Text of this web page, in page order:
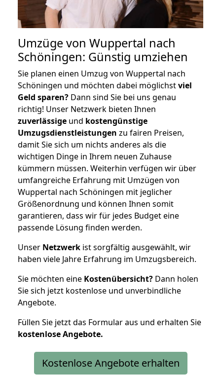
Umzüge von Wuppertal nach
Schöningen: Günstig umziehen
Sie planen einen Umzug von Wuppertal nach
Schöningen und möchten dabei möglichstviel
Geld sparen? Dann sind Sie bei uns genau
richtig! Unser Netzwerk bieten Ihnen
zuverlässige und kostengünstige
Umzugsdienstleistungen zu fairen Preisen,
damit Sie sich um nichts anderes als die
wichtigen Dinge in Ihrem neuen Zuhause
kümmern müssen. Weiterhin verfügen wir über
umfangreiche Erfahrung mit Umzügen von
Wuppertal nach Schöningen mit jeglicher
Größenordnung und können Ihnen somit
garantieren, dass wir für jedes Budget eine
passende Lösung finden werden.
Unser Netzwerk ist sorgfältig ausgewählt, wir
haben viele Jahre Erfahrung im Umzugsbereich.
Sie möchten eine Kostenübersicht? Dann holen
Sie sich jetzt kostenlose und unverbindliche
Angebote.
Füllen Sie jetzt das Formular aus und erhalten Sie
kostenloseAngebote.
Kostenlose Angebote erhalten